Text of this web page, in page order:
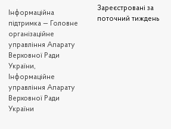
Iнформаційна
підтримка — Головне
організаційне
управління Апарату
Верховної Ради
України,
Інформаційне
управління Апарату
Верховної Ради
України
Зареєстровані за
поточний тиждень